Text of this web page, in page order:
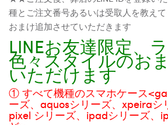
種とご注文番号あるいは受取人を教え
おまけ追加させていただきます
LINEお友達限定、
色々スタイルのお
いただけます
① すべて機種のスマホケース
ーズ、aquosシリーズ、xpeiraシ
pixel シリーズ、ipadシリーズ、